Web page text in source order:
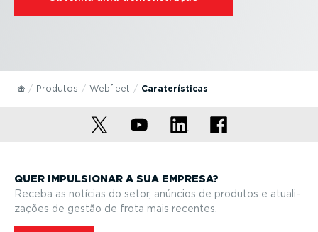
Produtos Webfleet Carate­rís­ticas
QUER IMPULSIONAR A SUA EMPRESA?
Receba as notícias do setor, anúncios de produtos e atuali­
zações de gestão de frota mais recentes.